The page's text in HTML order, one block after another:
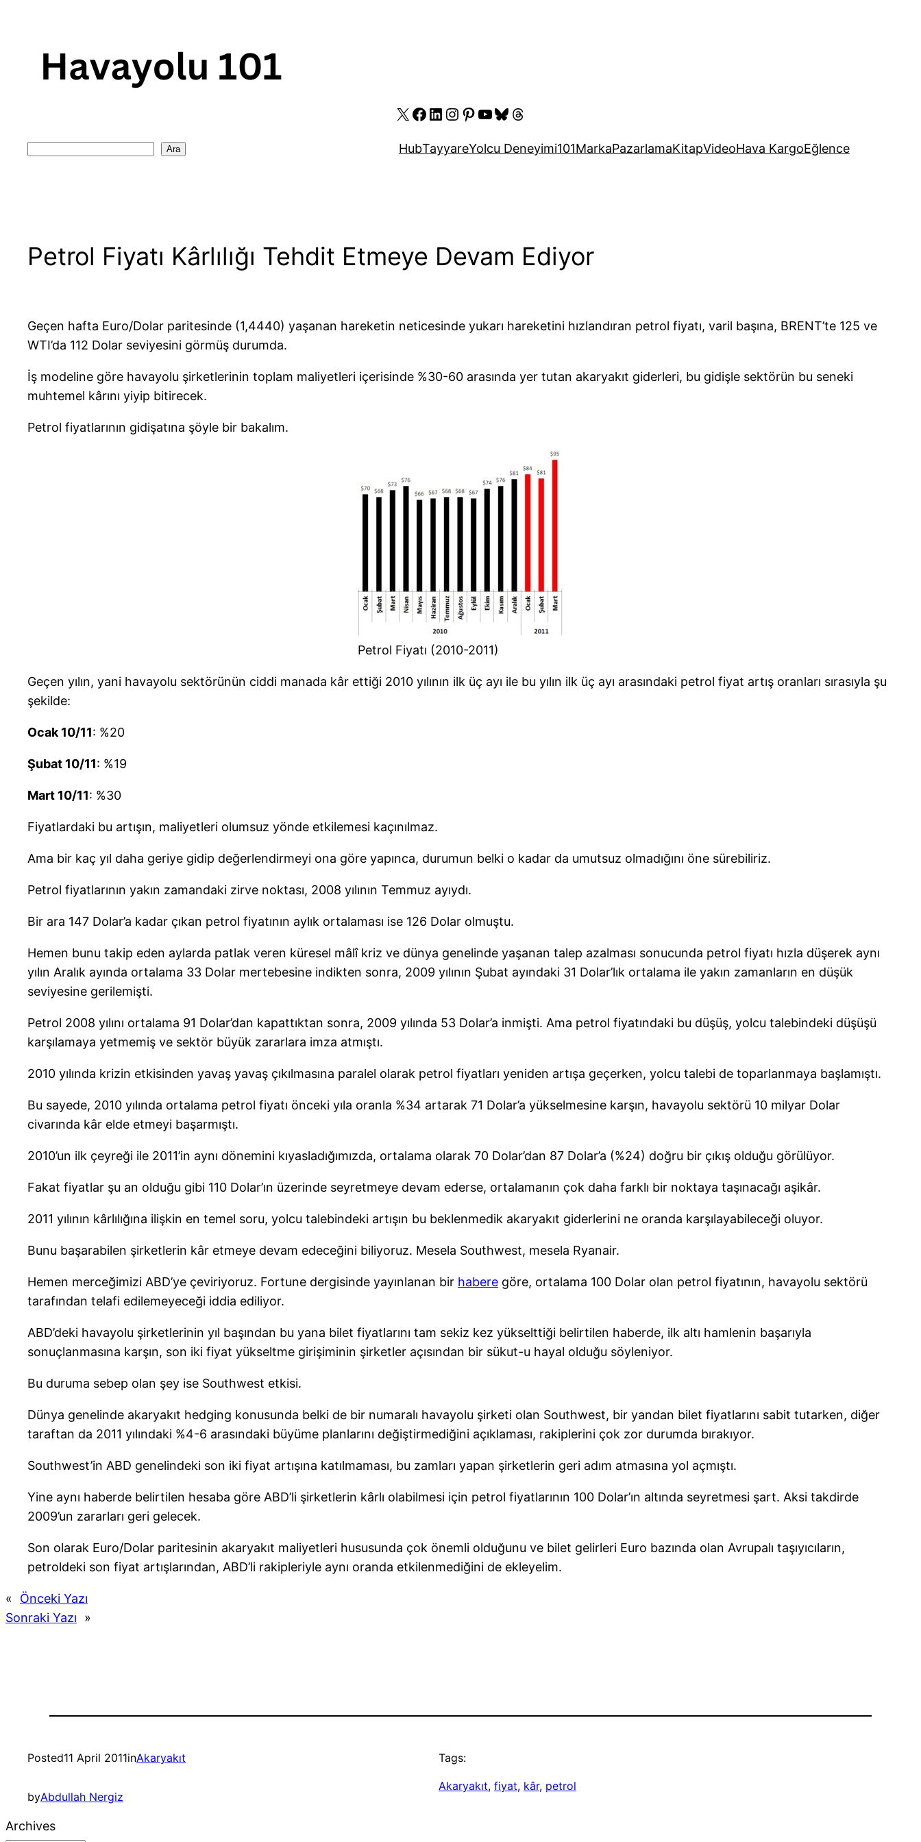
content
X Facebook
LinkedIn
Instagram
Pinterest
YouTube
Bluesky
Threads
Ara HubTayyareYolcu Deneyimi101MarkaPazarlamaKitapVideoHava KargoEğlence
Petrol Fiyatı Kârlılığı Tehdit Etmeye Devam Ediyor
Geçen hafta Euro/Dolar paritesinde (1,4440) yaşanan hareketin neticesinde yukarı hareketini hızlandıran petrol fiyatı, varil başına, BRENT’te 125 ve
WTI’da 112 Dolar seviyesini görmüş durumda.
İş modeline göre havayolu şirketlerinin toplam maliyetleri içerisinde %30-60 arasında yer tutan akaryakıt giderleri, bu gidişle sektörün bu seneki
muhtemel kârını yiyip bitirecek.
Petrol fiyatlarının gidişatına şöyle bir bakalım.
Petrol Fiyatı (2010-2011)
Geçen yılın, yani havayolu sektörünün ciddi manada kâr ettiği 2010 yılının ilk üç ayı ile bu yılın ilk üç ayı arasındaki petrol fiyat artış oranları sırasıyla şu
şekilde:
Ocak 10/11: %20
Şubat 10/11: %19
Mart 10/11: %30
Fiyatlardaki bu artışın, maliyetleri olumsuz yönde etkilemesi kaçınılmaz.
Ama bir kaç yıl daha geriye gidip değerlendirmeyi ona göre yapınca, durumun belki o kadar da umutsuz olmadığını öne sürebiliriz.
Petrol fiyatlarının yakın zamandaki zirve noktası, 2008 yılının Temmuz ayıydı.
Bir ara 147 Dolar’a kadar çıkan petrol fiyatının aylık ortalaması ise 126 Dolar olmuştu.
Hemen bunu takip eden aylarda patlak veren küresel mâlî kriz ve dünya genelinde yaşanan talep azalması sonucunda petrol fiyatı hızla düşerek aynı
yılın Aralık ayında ortalama 33 Dolar mertebesine indikten sonra, 2009 yılının Şubat ayındaki 31 Dolar’lık ortalama ile yakın zamanların en düşük
seviyesine gerilemişti.
Petrol 2008 yılını ortalama 91 Dolar’dan kapattıktan sonra, 2009 yılında 53 Dolar’a inmişti. Ama petrol fiyatındaki bu düşüş, yolcu talebindeki düşüşü
karşılamaya yetmemiş ve sektör büyük zararlara imza atmıştı.
2010 yılında krizin etkisinden yavaş yavaş çıkılmasına paralel olarak petrol fiyatları yeniden artışa geçerken, yolcu talebi de toparlanmaya başlamıştı.
Bu sayede, 2010 yılında ortalama petrol fiyatı önceki yıla oranla %34 artarak 71 Dolar’a yükselmesine karşın, havayolu sektörü 10 milyar Dolar
civarında kâr elde etmeyi başarmıştı.
2010’un ilk çeyreği ile 2011’in aynı dönemini kıyasladığımızda, ortalama olarak 70 Dolar’dan 87 Dolar’a (%24) doğru bir çıkış olduğu görülüyor.
Fakat fiyatlar şu an olduğu gibi 110 Dolar’ın üzerinde seyretmeye devam ederse, ortalamanın çok daha farklı bir noktaya taşınacağı aşikâr.
2011 yılının kârlılığına ilişkin en temel soru, yolcu talebindeki artışın bu beklenmedik akaryakıt giderlerini ne oranda karşılayabileceği oluyor.
Bunu başarabilen şirketlerin kâr etmeye devam edeceğini biliyoruz. Mesela Southwest, mesela Ryanair.
Hemen merceğimizi ABD’ye çeviriyoruz. Fortune dergisinde yayınlanan bir habere göre, ortalama 100 Dolar olan petrol fiyatının, havayolu sektörü
tarafından telafi edilemeyeceği iddia ediliyor.
ABD’deki havayolu şirketlerinin yıl başından bu yana bilet fiyatlarını tam sekiz kez yükselttiği belirtilen haberde, ilk altı hamlenin başarıyla
sonuçlanmasına karşın, son iki fiyat yükseltme girişiminin şirketler açısından bir sükut-u hayal olduğu söyleniyor.
Bu duruma sebep olan şey ise Southwest etkisi.
Dünya genelinde akaryakıt hedging konusunda belki de bir numaralı havayolu şirketi olan Southwest, bir yandan bilet fiyatlarını sabit tutarken, diğer
taraftan da 2011 yılındaki %4-6 arasındaki büyüme planlarını değiştirmediğini açıklaması, rakiplerini çok zor durumda bırakıyor.
Southwest’in ABD genelindeki son iki fiyat artışına katılmaması, bu zamları yapan şirketlerin geri adım atmasına yol açmıştı.
Yine aynı haberde belirtilen hesaba göre ABD’li şirketlerin kârlı olabilmesi için petrol fiyatlarının 100 Dolar’ın altında seyretmesi şart. Aksi takdirde
2009’un zararları geri gelecek.
Son olarak Euro/Dolar paritesinin akaryakıt maliyetleri hususunda çok önemli olduğunu ve bilet gelirleri Euro bazında olan Avrupalı taşıyıcıların,
petroldeki son fiyat artışlarından, ABD’li rakipleriyle aynı oranda etkilenmediğini de ekleyelim.
«
Önceki Yazı
Sonraki Yazı
»
Posted11 April 2011inAkaryakıt
byAbdullah Nergiz
Tags:
Akaryakıt, fiyat, kâr, petrol
Archives